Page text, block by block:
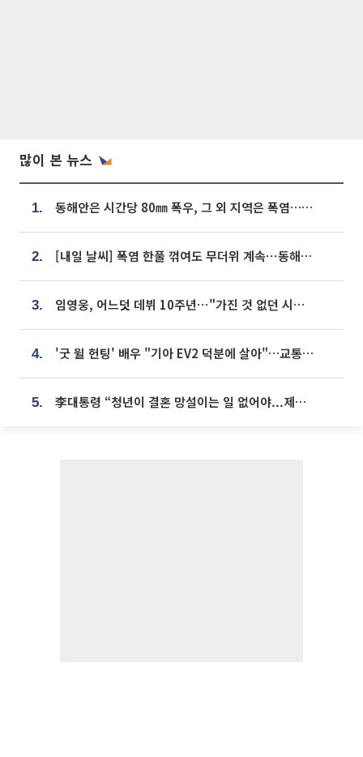
많이 본 뉴스
1. 동해안은 시간당 80㎜ 폭우, 그 외 지역은 폭염…‘극과 극 날씨’
2. [내일 날씨] 폭염 한풀 꺾여도 무더위 계속⋯동해안 이틀 연속 비
3. 임영웅, 어느덧 데뷔 10주년⋯"가진 것 없던 시절, 내 앞엔 20명의 팬뿐"
4. '굿 윌 헌팅' 배우 "기아 EV2 덕분에 살아"…교통사고 후 안전성 극찬
5. 李대통령 “청년이 결혼 망설이는 일 없어야...제도상 불이익 조사”